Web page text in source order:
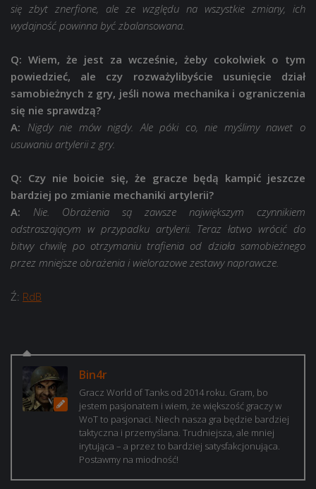
się zbyt znerfione, ale ze względu na wszystkie zmiany, ich
wydajność powinna być zbalansowana.
Q: Wiem, że jest za wcześnie, żeby cokolwiek o tym
powiedzieć, ale czy rozważylibyście usunięcie dział
samobieżnych z gry, jeśli nowa mechanika i ograniczenia
się nie sprawdzą?
A: Nigdy nie mów nigdy. Ale póki co, nie myślimy nawet o
usuwaniu artylerii z gry.
Q: Czy nie boicie się, że gracze będą kampić jeszcze
bardziej po zmianie mechaniki artylerii?
A:
Nie. Obrażenia są zawsze największym czynnikiem
odstraszającym w przypadku artylerii. Teraz łatwo wrócić do
bitwy chwilę po otrzymaniu trafienia od działa samobieżnego
przez mniejsze obrażenia i wielorazowe zestawy naprawcze.
Ź: RdB
Bin4r
Gracz World of Tanks od 2014 roku. Gram, bo
jestem pasjonatem i wiem, że większość graczy w
WoT to pasjonaci. Niech nasza gra będzie bardziej
taktyczna i przemyślana. Trudniejsza, ale mniej
irytująca – a przez to bardziej satysfakcjonująca.
Postawmy na miodność!